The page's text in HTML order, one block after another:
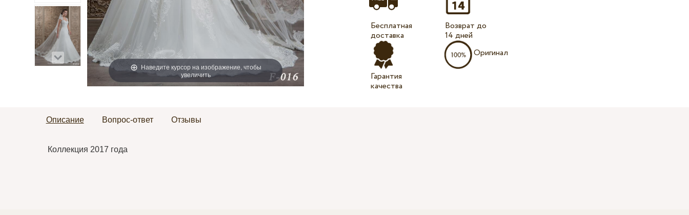
Наведите курсор на изображение, чтобы
увеличить
Бесплатная
доставка
Гарантия
качества
Возврат до
14 дней
Оригинал
Описание Вопрос-ответ Отзывы
Коллекция 2017 года